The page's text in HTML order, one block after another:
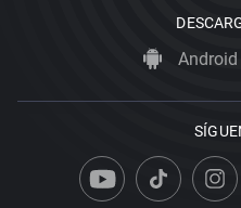
Android